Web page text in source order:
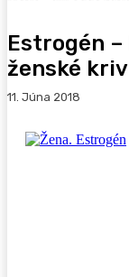
Estrogén
ženské
11. Júna 2018